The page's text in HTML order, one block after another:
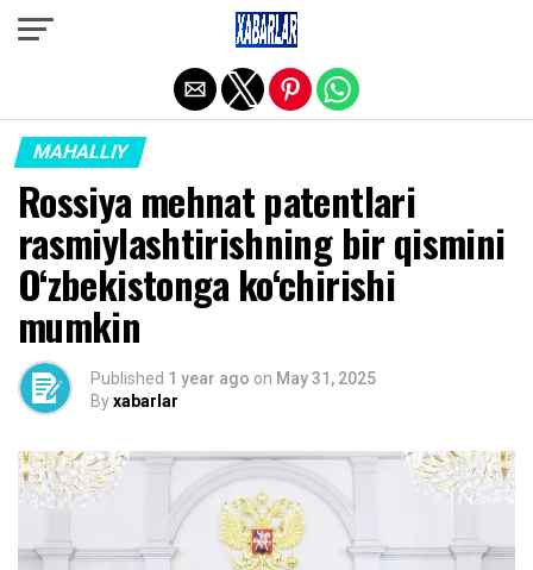
MAHALLIY
Rossiya mehnat patentlari
rasmiylashtirishning bir qismini
O‘zbekistonga ko‘chirishi
mumkin
Published 1 year ago on May 31, 2025
Byxabarlar
Exit mobile version